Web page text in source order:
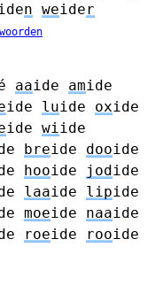
n weider
aaide amide
ide luide oxide
ide wiide
breide dooide
hooide jodide
laaide lipide
moeide naaide
roeide rooide